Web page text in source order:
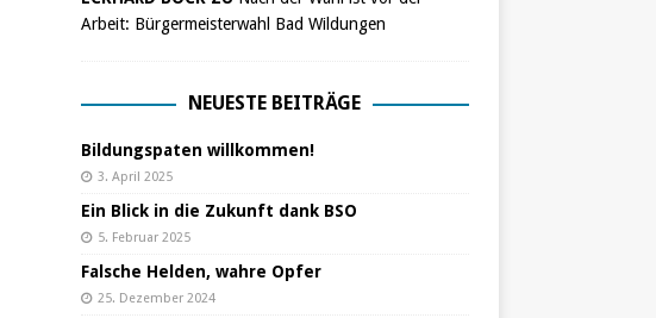
Arbeit: Bürgermeisterwahl Bad Wildungen
NEUESTE BEITRÄGE
Bildungspaten willkommen!
3. April 2025
Ein Blick in die Zukunft dank BSO
5. Februar 2025
Falsche Helden, wahre Opfer
25. Dezember 2024